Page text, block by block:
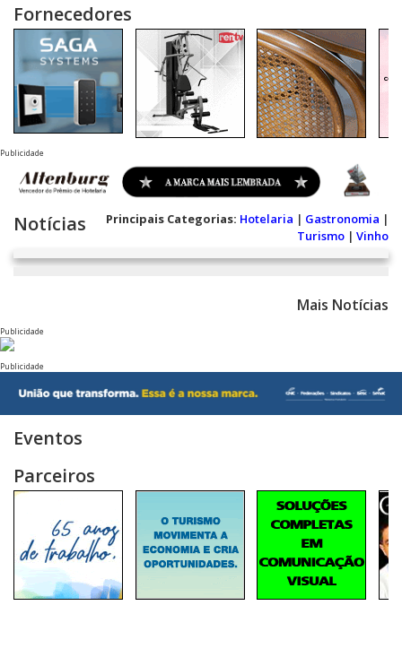
Fornecedores
Publicidade
Notícias Principais Categorias: Hotelaria | Gastronomia |
Turismo | Vinho
Mais Notícias
Publicidade
Publicidade
Eventos
Parceiros